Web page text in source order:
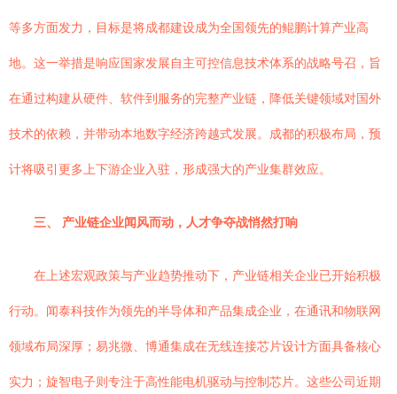
等多方面发力，目标是将成都建设成为全国领先的鲲鹏计算产业高
地。这一举措是响应国家发展自主可控信息技术体系的战略号召，旨
在通过构建从硬件、软件到服务的完整产业链，降低关键领域对国外
技术的依赖，并带动本地数字经济跨越式发展。成都的积极布局，预
计将吸引更多上下游企业入驻，形成强大的产业集群效应。
三、 产业链企业闻风而动，人才争夺战悄然打响
在上述宏观政策与产业趋势推动下，产业链相关企业已开始积极
行动。闻泰科技作为领先的半导体和产品集成企业，在通讯和物联网
领域布局深厚；易兆微、博通集成在无线连接芯片设计方面具备核心
实力；旋智电子则专注于高性能电机驱动与控制芯片。这些公司近期